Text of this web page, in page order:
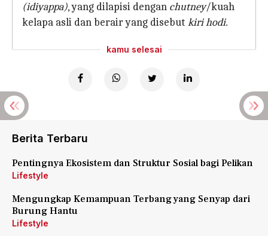
(idiyappa), yang dilapisi dengan chutney/kuah
kelapa asli dan berair yang disebut kiri hodi.
kamu selesai
Berita Terbaru
Pentingnya Ekosistem dan Struktur Sosial bagi Pelikan
Lifestyle
Mengungkap Kemampuan Terbang yang Senyap dari
Burung Hantu
Lifestyle